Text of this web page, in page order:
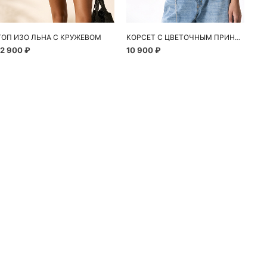
ИЗО ЛЬНА С КРУЖЕВОМ
900 ₽
КОРСЕТ С ЦВЕТОЧНЫМ ПРИНТОМ
10 900 ₽